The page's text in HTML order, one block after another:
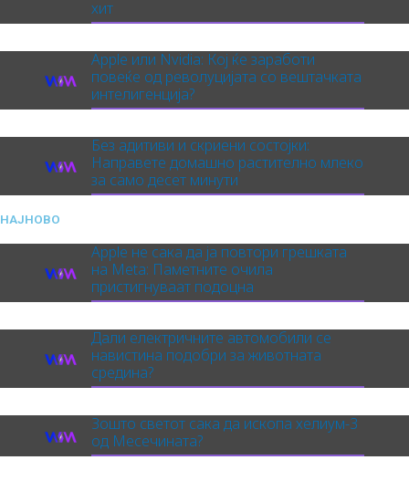
хит
Apple или Nvidia: Кој ќе заработи
повеќе од револуцијата со вештачката
интелигенција?
Без адитиви и скриени состојки:
Направете домашно растително млеко
за само десет минути
НАЈНОВО
Apple не сака да ја повтори грешката
на Meta: Паметните очила
пристигнуваат подоцна
Дали електричните автомобили се
навистина подобри за животната
средина?
Зошто светот сака да ископа хелиум-3
од Месечината?